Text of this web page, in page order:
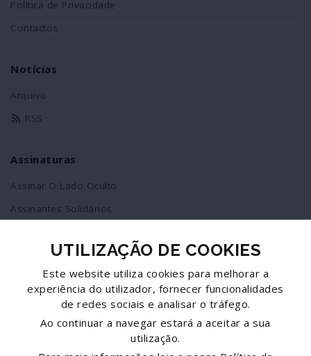
Política de Privacidade
Contactos
Notícias
Arquivo
RSS
Assinaturas
Assinar O Lado Oculto
Assinantes Solidários
Redes Sociais
Siga-nos no facebook
UTILIZAÇÃO DE COOKIES
Este website utiliza cookies para melhorar a
experiência do utilizador, fornecer funcionalidades
de redes sociais e analisar o tráfego.
Ao continuar a navegar estará a aceitar a sua
utilização.